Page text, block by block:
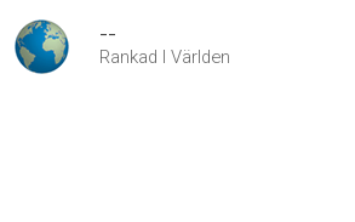
--
Rankad I Världen